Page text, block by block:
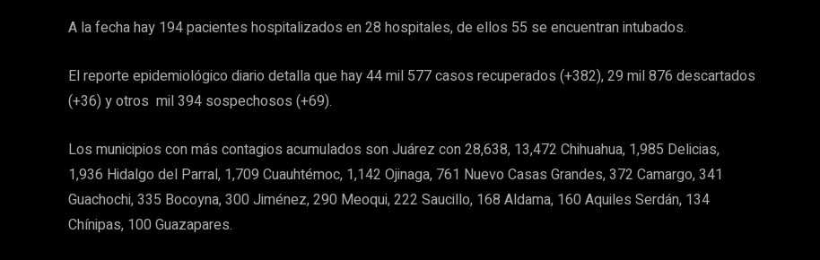
A la fecha hay 194 pacientes hospitalizados en 28 hospitales, de ellos 55 se encuentran intubados.
El reporte epidemiológico diario detalla que hay 44 mil 577 casos recuperados (+382), 29 mil 876 descartados
(+36) y otros mil 394 sospechosos (+69).
Los municipios con más contagios acumulados son Juárez con 28,638, 13,472 Chihuahua, 1,985 Delicias,
1,936 Hidalgo del Parral, 1,709 Cuauhtémoc, 1,142 Ojinaga, 761 Nuevo Casas Grandes, 372 Camargo, 341
Guachochi, 335 Bocoyna, 300 Jiménez, 290 Meoqui, 222 Saucillo, 168 Aldama, 160 Aquiles Serdán, 134
Chínipas, 100 Guazapares.